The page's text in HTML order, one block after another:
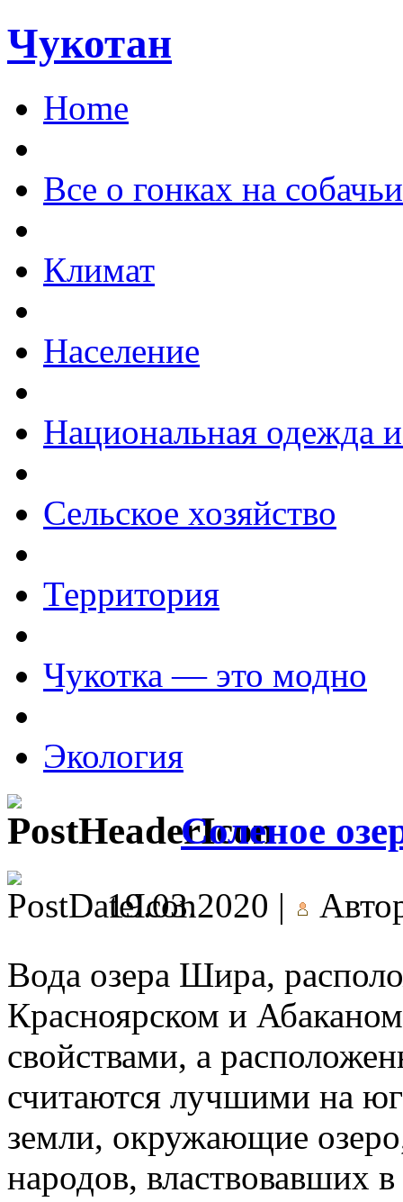
Чукотан
Home
Все о гонках на
Климат
Население
Национальная одежда
Сельское хозяйство
Территория
Чукотка — это модно
Экология
Соленое
19.03.2020 |
Вода озера Шира,
Красноярском и
свойствами, а
считаются лучшими на
земли, окружающие
народов, властвовавших